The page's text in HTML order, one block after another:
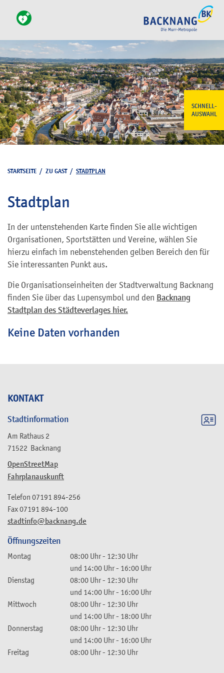
SCHNELL-
AUSWAHL
KONTAKT
Stadtinformation
Am Rathaus 2
71522 Backnang
OpenStreetMap
Fahrplanauskunft
stadtinfo@backnang.de
Telefon 07191 894-256
Fax07191 894-100
Öffnungszeiten
Montag 08:00 Uhr- 12:30 Uhr
und 14:00 Uhr- 16:00 Uhr
Dienstag
08:00 Uhr- 12:30 Uhr
und 14:00 Uhr- 16:00 Uhr
Mittwoch
08:00 Uhr- 12:30 Uhr
und 14:00 Uhr- 18:00 Uhr
Donnerstag
08:00 Uhr- 12:30 Uhr
und 14:00 Uhr- 16:00 Uhr
Freitag
08:00 Uhr- 12:30 Uhr
STARTSEITE / ZU GAST/ STADTPLAN
Stadtplan
In der untenstehenden Karte finden Sie alle wichtigen
Organisationen, Sportstätten und Vereine, wählen Sie
hierzu einfach im nebenstehenden gelben Bereich den für
Sie interessanten Punkt aus.
Die Organisationseinheiten der Stadtverwaltung Backnang
finden Sie über das Lupensymbol und den Backnang
Stadtplan des Städteverlages hier.
Keine Daten vorhanden